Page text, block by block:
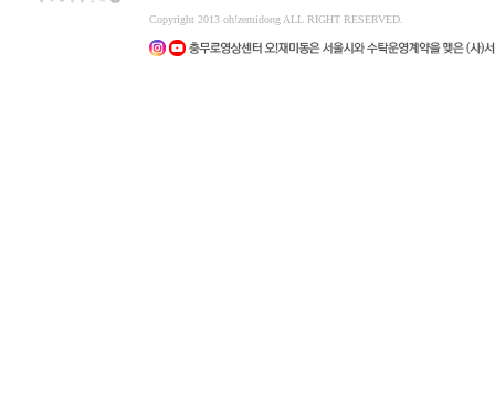
Copyright 2013 oh!zemidong ALL RIGHT RESERVED.